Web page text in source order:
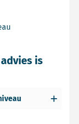
en detailniveau
is